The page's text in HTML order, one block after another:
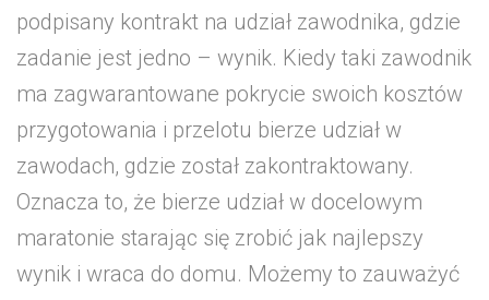
podpisany kontrakt na udział zawodnika, gdzie
zadanie jest jedno – wynik. Kiedy taki zawodnik
ma zagwarantowane pokrycie swoich kosztów
przygotowania i przelotu bierze udział w
zawodach, gdzie został zakontraktowany.
Oznacza to, że bierze udział w docelowym
maratonie starając się zrobić jak najlepszy
wynik i wraca do domu. Możemy to zauważyć